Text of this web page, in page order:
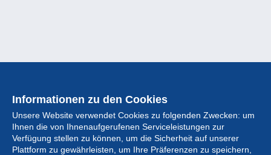
Informationen zu den Cookies
Unsere Website verwendet Cookies zu folgenden Zwecken: um
Ihnen die von Ihnenaufgerufenen Serviceleistungen zur
Verfügung stellen zu können, um die Sicherheit auf unserer
Plattform zu gewährleisten, um Ihre Präferenzen zu speichern,